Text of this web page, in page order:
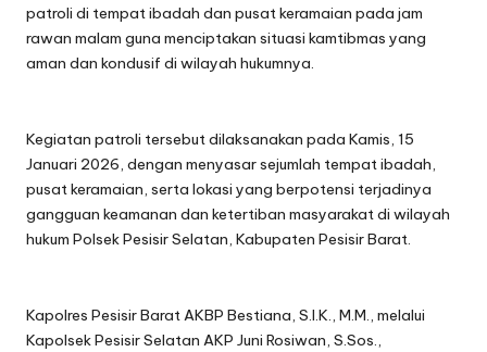
patroli di tempat ibadah dan pusat keramaian pada jam
rawan malam guna menciptakan situasi kamtibmas yang
aman dan kondusif di wilayah hukumnya.
Kegiatan patroli tersebut dilaksanakan pada Kamis, 15
Januari 2026, dengan menyasar sejumlah tempat ibadah,
pusat keramaian, serta lokasi yang berpotensi terjadinya
gangguan keamanan dan ketertiban masyarakat di wilayah
hukum Polsek Pesisir Selatan, Kabupaten Pesisir Barat.
Kapolres Pesisir Barat AKBP Bestiana, S.I.K., M.M., melalui
Kapolsek Pesisir Selatan AKP Juni Rosiwan, S.Sos.,